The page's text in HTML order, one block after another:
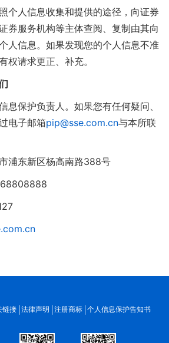
人信息收集和提供的途径，向证券
券服务机构等主体查阅、复制由其向
人信息。如果发现您的个人信息不准
权请求更正、补充。
保护负责人。如果您有任何疑问、
电子邮箱pip@sse.com.cn与本所联
东新区杨高南路388号
链接 法律声明 注册商标 个人信息保护告知书